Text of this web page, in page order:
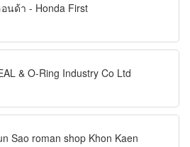
นด้า - Honda First
& O-Ring Industry Co Ltd
Sao roman shop Khon Kaen